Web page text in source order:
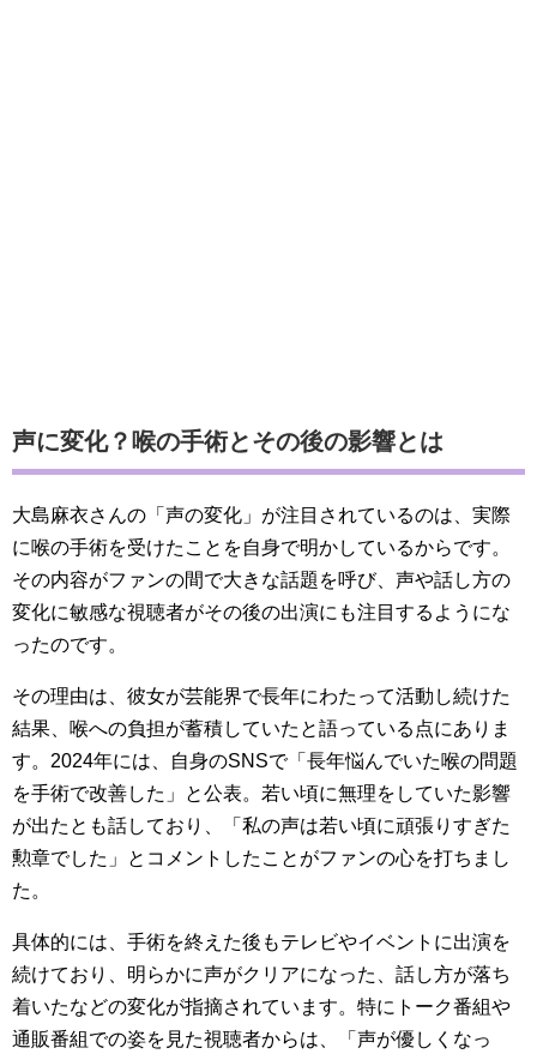
声に変化？喉の手術とその後の影響とは
大島麻衣さんの「声の変化」が注目されているのは、実際
に喉の手術を受けたことを自身で明かしているからです。
その内容がファンの間で大きな話題を呼び、声や話し方の
変化に敏感な視聴者がその後の出演にも注目するようにな
ったのです。
その理由は、彼女が芸能界で長年にわたって活動し続けた
結果、喉への負担が蓄積していたと語っている点にありま
す。2024年には、自身のSNSで「長年悩んでいた喉の問題
を手術で改善した」と公表。若い頃に無理をしていた影響
が出たとも話しており、「私の声は若い頃に頑張りすぎた
勲章でした」とコメントしたことがファンの心を打ちまし
た。
具体的には、手術を終えた後もテレビやイベントに出演を
続けており、明らかに声がクリアになった、話し方が落ち
着いたなどの変化が指摘されています。特にトーク番組や
通販番組での姿を見た視聴者からは、「声が優しくなっ